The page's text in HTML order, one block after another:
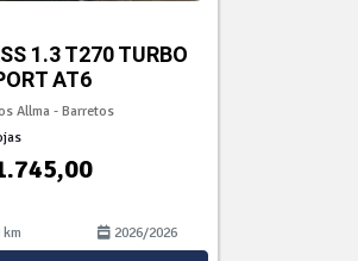
1.3 T270 TURBO
AT6
Allma - Barretos
km 2026/2026